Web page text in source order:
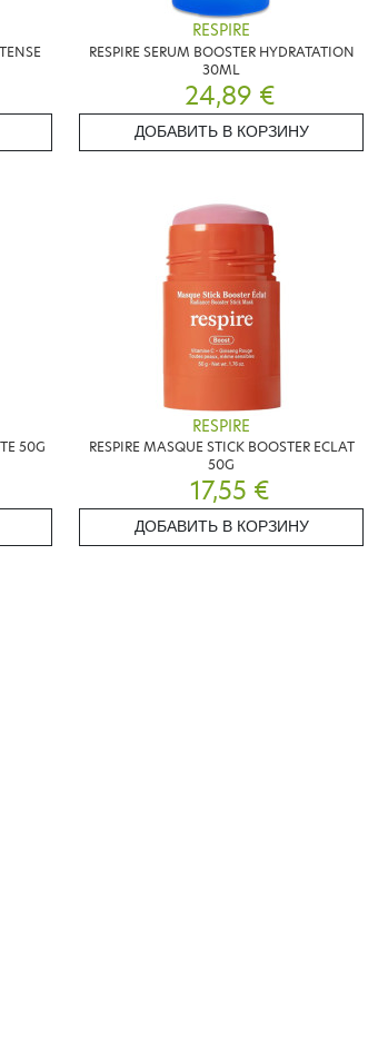
RESPIRE
RESPIRE SERUM BOOSTER HYDRATATION
30ML
24,89 €
ДОБАВИТЬ В КОРЗИНУ
50G
RESPIRE
RESPIRE MASQUE STICK BOOSTER ECLAT
50G
17,55 €
ДОБАВИТЬ В КОРЗИНУ